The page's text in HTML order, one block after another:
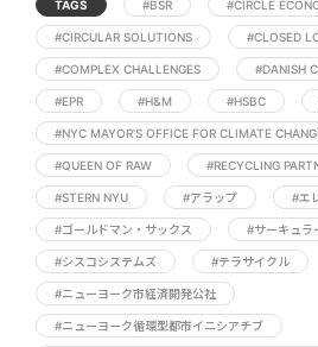
TAGS #BSR #CIRCLE
#CIRCULAR SOLUTIONS #CLOSED
#COMPLEX CHALLENGES #DANISH
#EPR #H&M #HSBC
#NYC MAYOR'S OFFICE FOR CLIMATE
#QUEEN OF RAW #RECYCLING
#STERN NYU #アラップ #エ
#ゴールドマン・サックス #サーキュラ
#シスコシステムズ #テラサイクル
#ニューヨーク市経済開発公社
#ニューヨーク循環型都市イニシアチブ